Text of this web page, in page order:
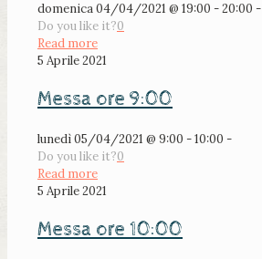
domenica 04/04/2021 @ 19:00 - 20:00 -
Do you like it?0
Read more
5 Aprile 2021
Messa ore 9:00
lunedì 05/04/2021 @ 9:00 - 10:00 -
Do you like it?0
Read more
5 Aprile 2021
Messa ore 10:00